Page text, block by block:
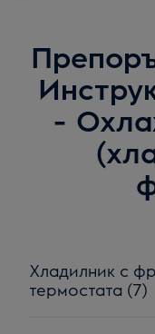
-
Хладилник с
термостата (7)